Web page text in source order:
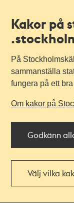
Kakor på
På
sammanställa
fungera på ett
Om kakor på
Godkänn
Välj vilka